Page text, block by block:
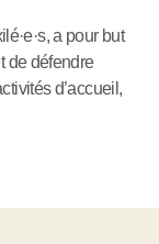
a pour but
de défendre
d’accueil,